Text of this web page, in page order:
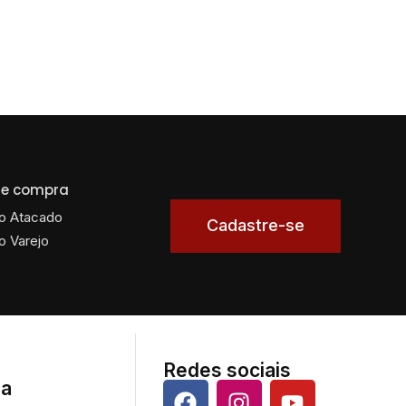
compra
Atacado
Varejo
Cadastre-se
Redes sociais